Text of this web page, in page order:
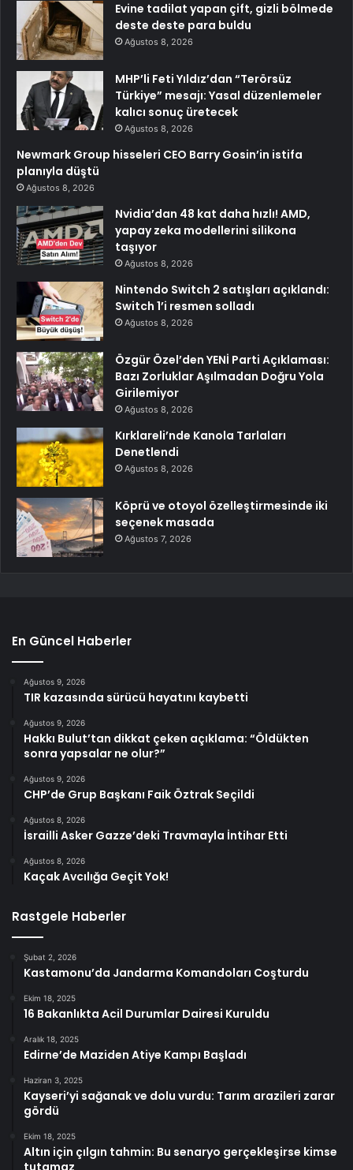
Evine tadilat yapan çift, gizli bölmede
deste deste para buldu
Ağustos 8, 2026
MHP’li Feti Yıldız’dan “Terörsüz
Türkiye” mesajı: Yasal düzenlemeler
kalıcı sonuç üretecek
Ağustos 8, 2026
Newmark Group hisseleri CEO Barry Gosin’in istifa
planıyla düştü
Ağustos 8, 2026
Nvidia’dan 48 kat daha hızlı! AMD,
yapay zeka modellerini silikona
taşıyor
Ağustos 8, 2026
Nintendo Switch 2 satışları açıklandı:
Switch 1’i resmen solladı
Ağustos 8, 2026
Özgür Özel’den YENİ Parti Açıklaması:
Bazı Zorluklar Aşılmadan Doğru Yola
Girilemiyor
Ağustos 8, 2026
Kırklareli’nde Kanola Tarlaları
Denetlendi
Ağustos 8, 2026
Köprü ve otoyol özelleştirmesinde iki
seçenek masada
Ağustos 7, 2026
En Güncel Haberler
Ağustos 9, 2026
TIR kazasında sürücü hayatını kaybetti
Ağustos 9, 2026
Hakkı Bulut’tan dikkat çeken açıklama: “Öldükten
sonra yapsalar ne olur?”
Ağustos 9, 2026
CHP’de Grup Başkanı Faik Öztrak Seçildi
Ağustos 8, 2026
İsrailli Asker Gazze’deki Travmayla İntihar Etti
Ağustos 8, 2026
Kaçak Avcılığa Geçit Yok!
Rastgele Haberler
Şubat 2, 2026
Kastamonu’da Jandarma Komandoları Coşturdu
Ekim 18, 2025
16 Bakanlıkta Acil Durumlar Dairesi Kuruldu
Aralık 18, 2025
Edirne’de Maziden Atiye Kampı Başladı
Haziran 3, 2025
Kayseri’yi sağanak ve dolu vurdu: Tarım arazileri zarar
gördü
Ekim 18, 2025
Altın için çılgın tahmin: Bu senaryo gerçekleşirse kimse